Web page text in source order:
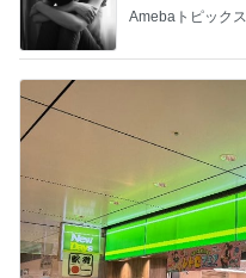
Amebaトピックス